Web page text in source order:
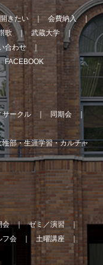
きたい
会費納入
歌
武蔵大学
合わせ
FACEBOOK
サークル
同期会
部・生涯学習・カルチャ
会
ゼミ／演習
フ会
土曜講座